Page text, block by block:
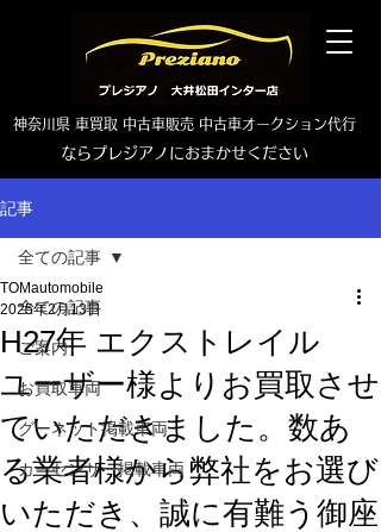
神奈川県 車買取 中古車販売 中古車オークション代行
ならプレジアノにおまかせください
TEL0465-46-6667
記事
全ての記事
ご案内
お買取車両
グーネット掲載車両
カーセンサー掲載車両
全ての記事
H27年 エクストレイル
ユーザー様よりお買取させ
ていただきました。数あ
る業者様から弊社をお選び
いただき、誠に有難う御座
TOMautomobile
2025年2月13日